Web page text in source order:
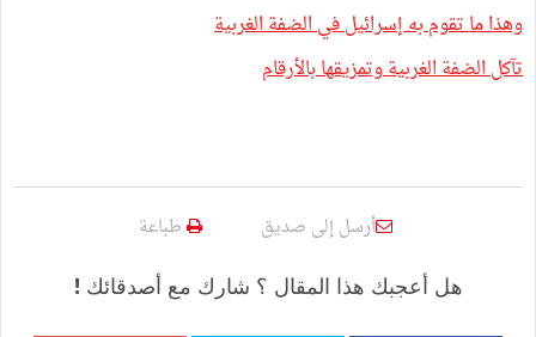
وهذا ما تقوم به إسرائيل في الضفة الغربية
تآكل الضفة الغربية وتمزيقها بالأرقام
أرسل إلى صديق طباعة
هل أعجبك هذا المقال ؟ شارك مع أصدقائك !